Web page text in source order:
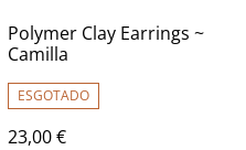
Polymer Clay Earrings ~
Camilla
ESGOTADO
23,00 €